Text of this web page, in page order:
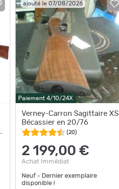
ajouté le 07/08/2026
Paiement 4/10/24X
Verney-Carron Sagittaire XS
Bécassier en 20/76
(20)
2 199,00 €
Achat Immédiat
Neuf - Dernier exemplaire
disponible !